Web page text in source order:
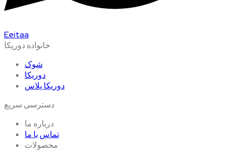
Eeitaa
خانواده دوریکا
شوک
دوریکا
دوریکا پلاس
دسترسی سریع
درباره ما
تماس با ما
محصولات